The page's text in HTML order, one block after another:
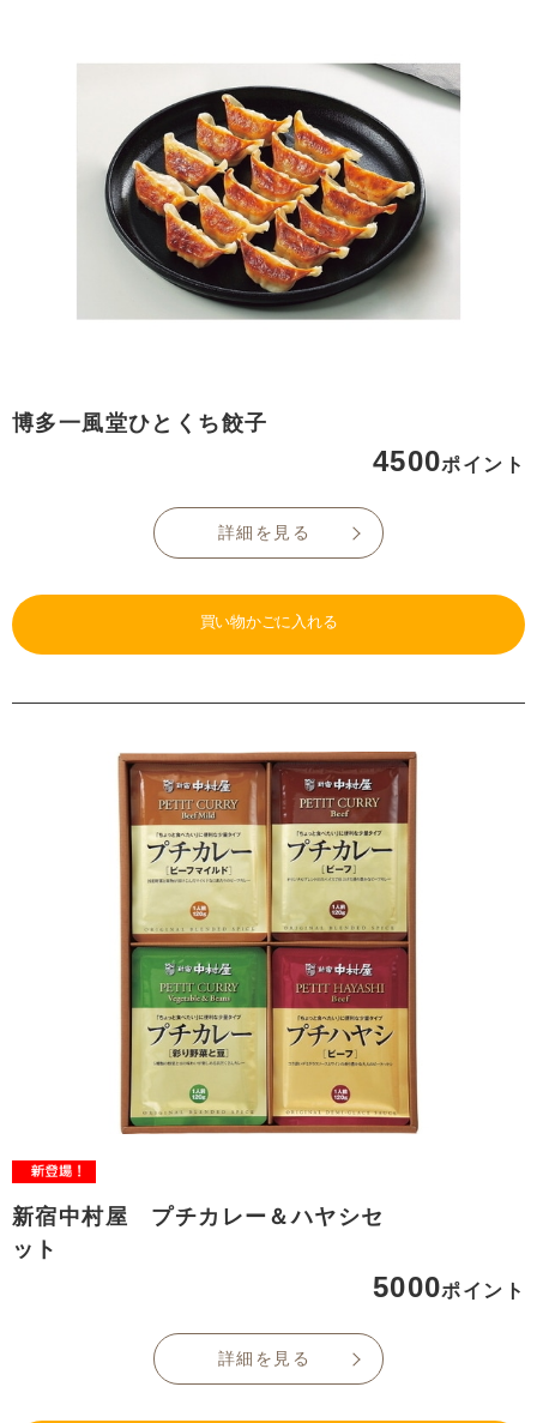
博多一風堂ひとくち餃子
4500ポイント
詳細を見る
買い物かごに入れる
新宿中村屋 プチカレー＆ハヤシセ
ット
5000ポイント
詳細を見る